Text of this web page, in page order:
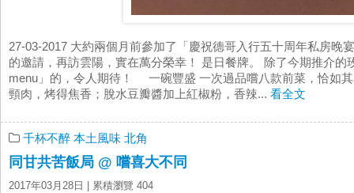
27-03-2017 大約兩個月前參加了「慶祝德哥入行五十周年私房晚
的邀請，再訪雲陽，實在萬分榮幸！ 是日餐牌。 除了今期推介的
menu」的，令人期待！ 一碗豐盛 一次過品嚐八款前菜，恰如
頸肉，烤得焦香；脫水豆瓣醬加上紅椒粉，香辣... 看全文
千杯不醉 本土風味 北角
同甘共苦飯局 @ 嚐喜大不同
2017年03月28日 | 累積瀏覽 404